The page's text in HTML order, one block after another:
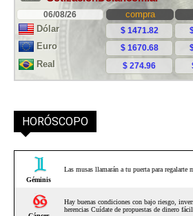
HORÓSCOPO